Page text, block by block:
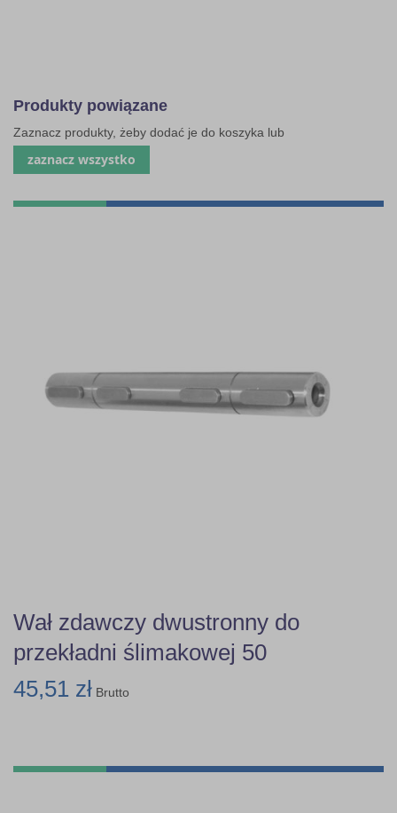
Produkty powiązane
Zaznacz produkty, żeby dodać je do koszyka lub
zaznacz wszystko
Wał zdawczy dwustronny do
przekładni ślimakowej 50
45,51 zł Brutto